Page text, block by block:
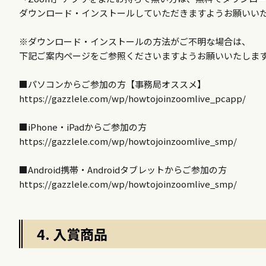
ダウンロード・インストールしていただきますようお願いい
※ダウンロード・インストールの方法がご不明な場合は、
下記ご案内ページをご参照くださいますようお願いいたします
■パソコンからご参加の方【事務局オススメ】
https://gazzlele.com/wp/howtojoinzoomlive_pcapp/
■iPhone・iPadからご参加の方
https://gazzlele.com/wp/howtojoinzoomlive_smp/
■Android携帯・Androidタブレットからご参加の方
https://gazzlele.com/wp/howtojoinzoomlive_smp/
4. 入賞商品